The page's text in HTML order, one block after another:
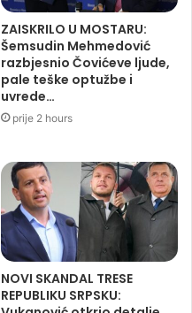
ZAISKRILO U MOSTARU:
Šemsudin Mehmedović
razbjesnio Čovićeve ljude,
pale teške optužbe i
uvrede…
prije 2 hours
NOVI SKANDAL TRESE
REPUBLIKU SRPSKU: